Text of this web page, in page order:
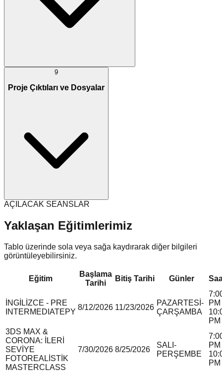
9
Proje Çıktıları ve Dosyalar
AÇILACAK SEANSLAR
Yaklaşan Eğitimlerimiz
Tablo üzerinde sola veya sağa kaydırarak diğer bilgileri
görüntüleyebilirsiniz.
Eğitim
Başlama
Tarihi
Bitiş Tarihi Günler
İNGİLİZCE - PRE
INTERMEDIATEPY
8/12/2026 11/23/2026
PAZARTESİ-
ÇARŞAMBA
PM
PM
3DS MAX &
CORONA: İLERİ
SEVİYE
FOTOREALİSTİK
MASTERCLASS
7/30/2026 8/25/2026
SALI-
PERŞEMBE
PM
PM